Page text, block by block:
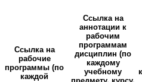
Ссылка на
рабочие
программы (по
каждой
Ссылка на
аннотации к
рабочим
программам
дисциплин (по
каждому
учебному